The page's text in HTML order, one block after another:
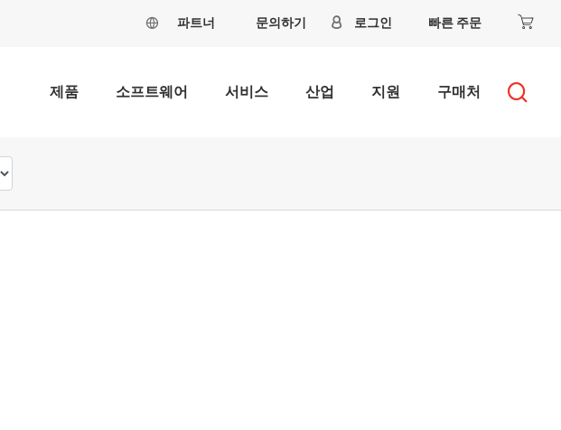
파트너 문의하기 로그인 빠른 주문
제품 소프트웨어 서비스 산업 지원 구매처